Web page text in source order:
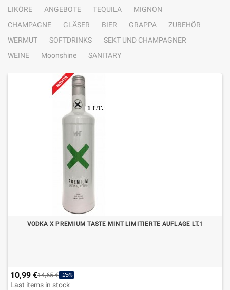
LIKÖRE
ANGEBOTE TEQUILA
MIGNON
CHAMPAGNE
GLÄSER BIER GRAPPA
ZUBEHÖR
WERMUT
SOFTDRINKS
SEKT UND CHAMPAGNER
WEINE
Moonshine SANITARY
VODKA X PREMIUM TASTE MINT LIMITIERTE AUFLAGE LT.1
10,99 €14,65 € -25%
Last items in stock